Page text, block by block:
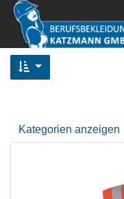
Kategorien anzeigen